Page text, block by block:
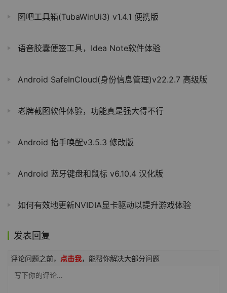
图吧工具箱(TubaWinUi3) v1.4.1 便携版
语音胶囊便签工具，Idea Note软件体验
Android SafeInCloud(身份信息管理)v22.2.7 高级版
老牌截图软件体验，功能真是强大得不行
Android 抬手唤醒v3.5.3 修改版
Android 蓝牙键盘和鼠标 v6.10.4 汉化版
如何有效地更新NVIDIA显卡驱动以提升游戏体验
发表回复
评论问题之前， 点击我，能帮你解决大部分问题